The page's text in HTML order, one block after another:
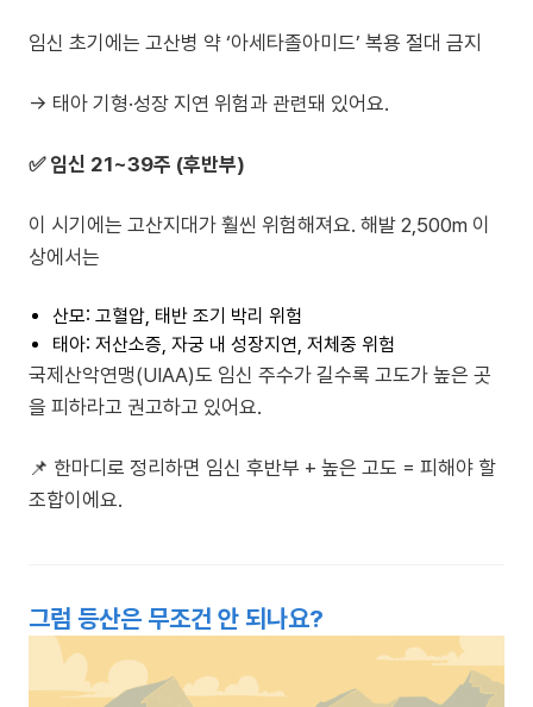
임신 초기에는 고산병 약 ‘아세타졸아미드’ 복용 절대 금지
→ 태아 기형·성장 지연 위험과 관련돼 있어요.
✅ 임신 21~39주 (후반부)
이 시기에는 고산지대가 훨씬 위험해져요. 해발 2,500m 이
상에서는
산모: 고혈압, 태반 조기 박리 위험
태아: 저산소증, 자궁 내 성장지연, 저체중 위험
국제산악연맹(UIAA)도 임신 주수가 길수록 고도가 높은 곳
을 피하라고 권고하고 있어요.
📌 한마디로 정리하면 임신 후반부 + 높은 고도 = 피해야 할
조합이에요.
그럼 등산은 무조건 안 되나요?